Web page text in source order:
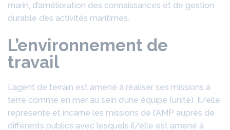
marin, d’amélioration des connaissances et de gestion
durable des activités maritimes.
L’environnement de
travail
L’agent de terrain est amené à réaliser ses missions à
terre comme en mer au sein d’une équipe (unité). Il/elle
représente et incarne les missions de l’AMP auprès de
différents publics avec lesquels il/elle est amené à